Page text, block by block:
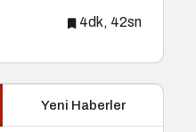
4dk, 42sn
Yeni Haberler